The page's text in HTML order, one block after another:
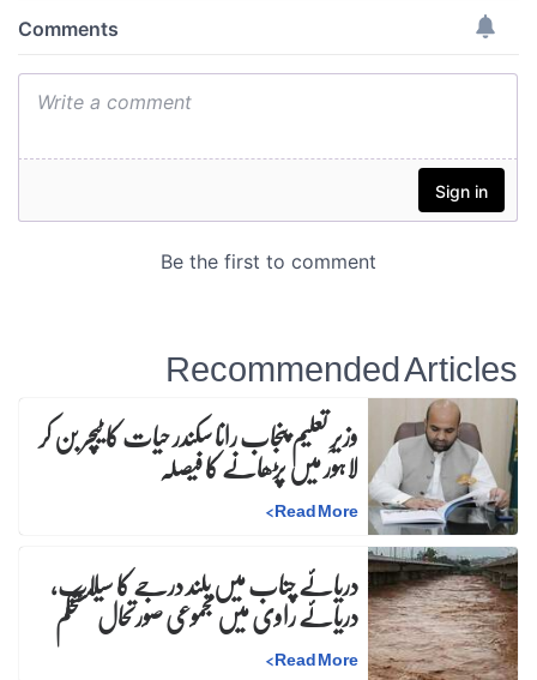
Recommended Articles
وزیرِ تعلیم پنجاب رانا سکندر حیات کا ٹیچر بن کر
لاہور میں پڑھانے کا فیصلہ
Read More
>
دریائے چناب میں بلند درجے کا سیلاب،
دریائے راوی میں مجموعی صورتحال مستحکم
Read More
>